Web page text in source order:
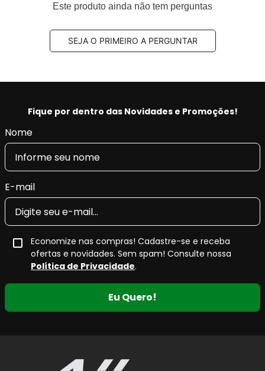
Este produto ainda não tem perguntas
SEJA O PRIMEIRO A PERGUNTAR
Fique por dentro das Novidades e Promoções!
Nome
E-mail
Economize nas compras! Cadastre-se e receba
ofertas e novidades. Sem spam! Consulte nossa
Política de Privacidade.
Eu Quero!